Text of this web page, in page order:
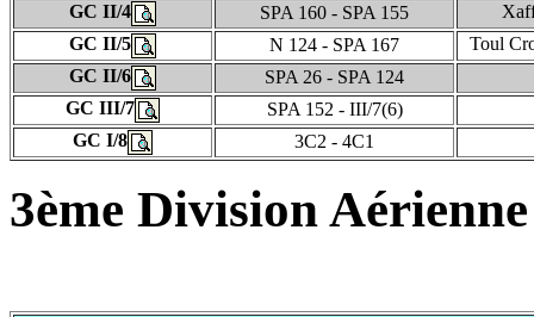
GC II/4
SPA 160 - SPA 155
GC II/5
N 124 - SPA 167
Toul
GC II/6
SPA 26 - SPA 124
GC III/7
SPA 152 - III/7(6)
GC I/8
3C2 - 4C1
3ème Division Aérienne